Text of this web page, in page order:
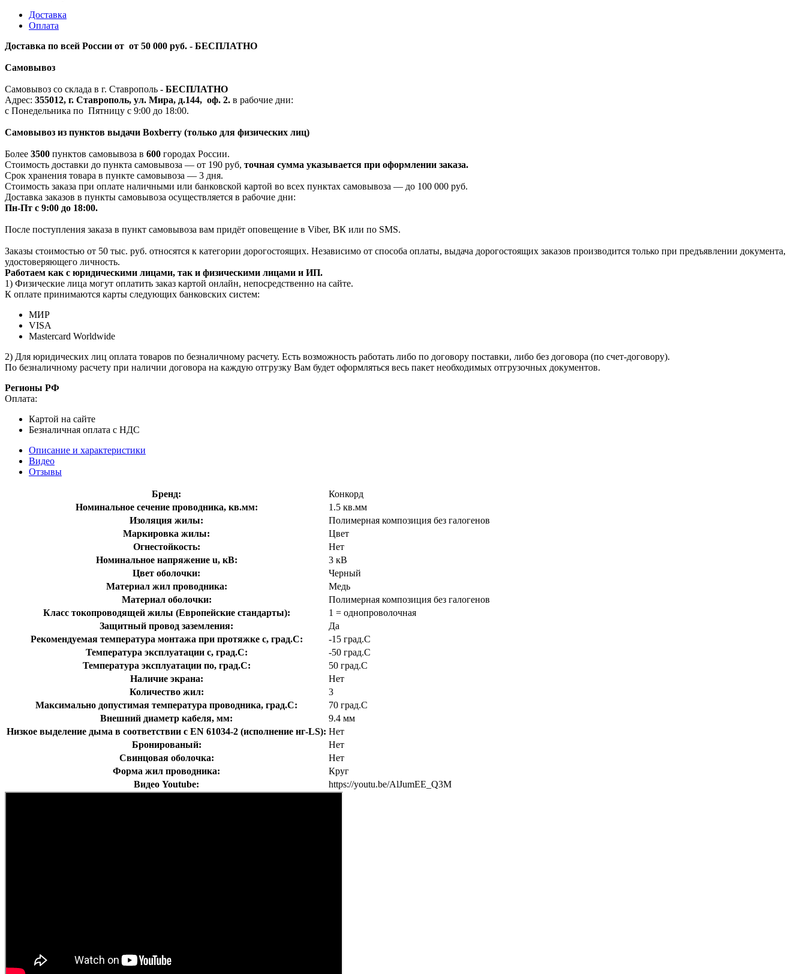
Доставка
Оплата
Доставка по всей России от от 50 000 руб. - БЕСПЛАТНО
Самовывоз
Самовывоз со склада в г. Ставрополь - БЕСПЛАТНО
Адрес: 355012, г. Ставрополь, ул. Мира, д.144, оф. 2. в рабочие дни:
с Понедельника по Пятницу с 9:00 до 18:00.
Самовывоз из пунктов выдачи Boxberry (только для физических лиц)
Более 3500 пунктов самовывоза в 600 городах России.
Стоимость доставки до пункта самовывоза — от 190 руб, точная сумма указывается при оформлении заказа.
Срок хранения товара в пункте самовывоза — 3 дня.
Стоимость заказа при оплате наличными или банковской картой во всех пунктах самовывоза — до 100 000 руб.
Доставка заказов в пункты самовывоза осуществляется в рабочие дни:
Пн-Пт с 9:00 до 18:00.
После поступления заказа в пункт самовывоза вам придёт оповещение в Viber, ВК или по SMS.
Заказы стоимостью от 50 тыс. руб. относятся к категории дорогостоящих. Независимо от способа оплаты, выдача дорогостоящих заказов производится только при предъявлении документа,
удостоверяющего личность.
Работаем как с юридическими лицами, так и физическими лицами и ИП.
1) Физические лица могут оплатить заказ картой онлайн, непосредственно на сайте.
К оплате принимаются карты следующих банковских систем:
МИР
VISA
Mastercard Worldwide
2) Для юридических лиц оплата товаров по безналичному расчету. Есть возможность работать либо по договору поставки, либо без договора (по счет-договору).
По безналичному расчету при наличии договора на каждую отгрузку Вам будет оформляться весь пакет необходимых отгрузочных документов.
Регионы РФ
Оплата:
Картой на сайте
Безналичная оплата с НДС
Описание и характеристики
Видео
Отзывы
Бренд:
Конкорд
Номинальное сечение проводника, кв.мм:
1.5 кв.мм
Изоляция жилы:
Полимерная композиция без галогенов
Маркировка жилы:
Цвет
Огнестойкость:
Нет
Номинальное напряжение u, кВ:
3 кВ
Цвет оболочки:
Черный
Материал жил проводника:
Медь
Материал оболочки:
Полимерная композиция без галогенов
Класс токопроводящей жилы (Европейские стандарты):
1 = однопроволочная
Защитный провод заземления:
Да
Рекомендуемая температура монтажа при протяжке с, град.C:
-15 град.C
Температура эксплуатации с, град.C:
-50 град.C
Температура эксплуатации по, град.C:
50 град.C
Наличие экрана:
Нет
Количество жил:
3
Максимально допустимая температура проводника, град.C:
70 град.C
Внешний диаметр кабеля, мм:
9.4 мм
Низкое выделение дыма в соответствии с EN 61034-2 (исполнение нг-LS): Нет
Бронированый:
Нет
Свинцовая оболочка:
Нет
Форма жил проводника:
Круг
Видео Youtube:
https://youtu.be/AlJumEE_Q3M